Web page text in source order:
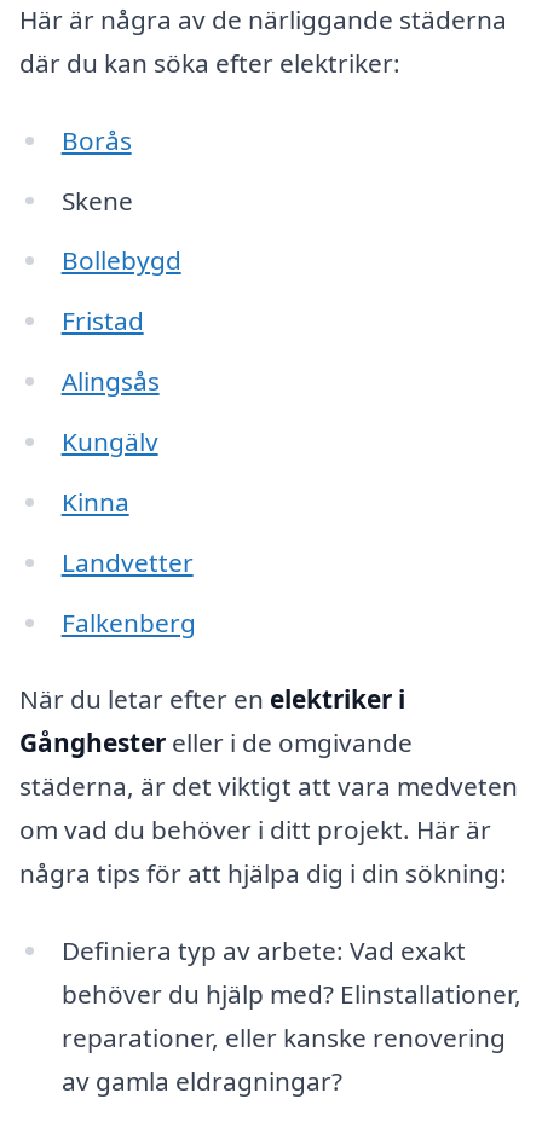
Här är några av de närliggande städerna
där du kan söka efter elektriker:
Borås
Skene
Bollebygd
Fristad
Alingsås
Kungälv
Kinna
Landvetter
Falkenberg
När du letar efter en elektriker i
Gånghester eller i de omgivande
städerna, är det viktigt att vara medveten
om vad du behöver i ditt projekt. Här är
några tips för att hjälpa dig i din sökning:
Definiera typ av arbete: Vad exakt
behöver du hjälp med? Elinstallationer,
reparationer, eller kanske renovering
av gamla eldragningar?